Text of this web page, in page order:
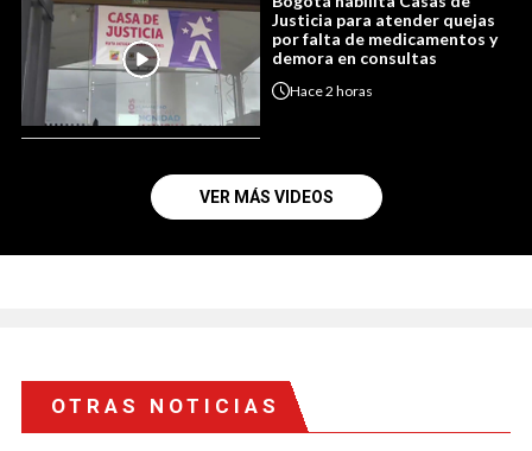
Justicia para atender quejas
por falta de medicamentos y
demora en consultas
Hace2 horas
VER MÁS VIDEOS
OTRAS NOTICIAS